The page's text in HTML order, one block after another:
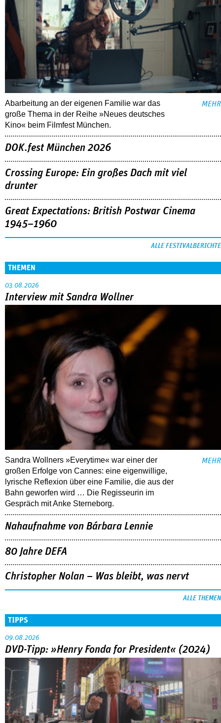
Abarbeitung an der eigenen Familie war das
große Thema in der Reihe »Neues deutsches
Kino« beim Filmfest München.
MEHR
DOK.fest München 2026
Crossing Europe: Ein großes Dach mit viel
drunter
Great Expectations: British Postwar Cinema
1945–1960
ALLE FESTIVALBERICHTE
THEMEN
03.08.2026
Interview mit Sandra Wollner
Sandra Wollners »Everytime« war einer der
großen Erfolge von Cannes: eine eigenwillige,
lyrische Reflexion über eine ­Familie, die aus der
Bahn geworfen wird … Die Regisseurin im
Gespräch mit Anke Sterneborg.
MEHR
Nahaufnahme von Bárbara Lennie
80 Jahre DEFA
Christopher Nolan – Was bleibt, was nervt
ALLE THEMEN
TIPPS
09.08.2026
DVD-Tipp: »Henry Fonda for President« (2024)